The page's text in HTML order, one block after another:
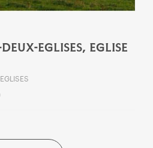
EGLISES, EGLISE